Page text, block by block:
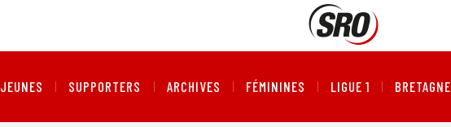
JEUNES SUPPORTERS ARCHIVES FÉMININES LIGUE 1 BRETAGNE